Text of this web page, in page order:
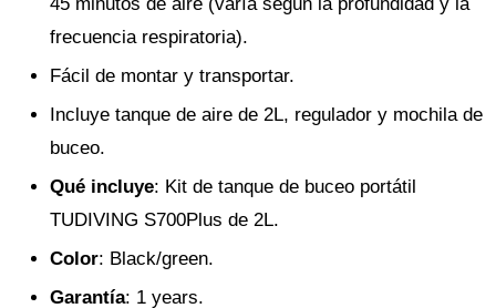
frecuencia respiratoria).
Fácil de montar y transportar.
Incluye tanque de aire de 2L, regulador y mochila de
buceo.
Qué incluye: Kit de tanque de buceo portátil
TUDIVING S700Plus de 2L.
Color: Black/green.
Garantía: 1 years.